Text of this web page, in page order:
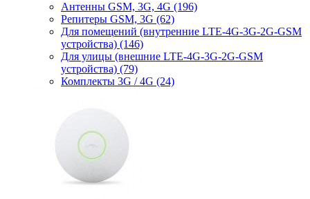
Антенны GSM, 3G, 4G (196)
Репитеры GSM, 3G (62)
Для помещений (внутренние LTE-4G-3G-2G-GSM
устройства) (146)
Для улицы (внешние LTE-4G-3G-2G-GSM
устройства) (79)
Комплекты 3G / 4G (24)